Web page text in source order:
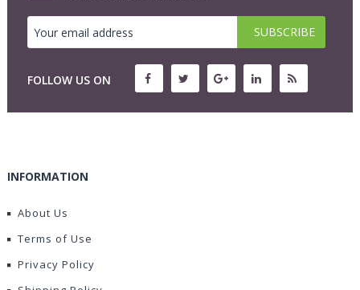
FOLLOW US ON
INFORMATION
About Us
Terms of Use
Privacy Policy